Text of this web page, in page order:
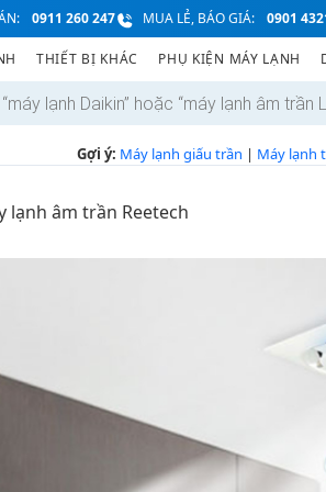
0911 260 247 MUA LẺ, BÁO GIÁ: 0901
THIẾT BỊ KHÁC PHỤ KIỆN MÁY LẠNH
Gợi ý: Máy lạnh giấu trần | Máy lạnh
lạnh âm trần Reetech